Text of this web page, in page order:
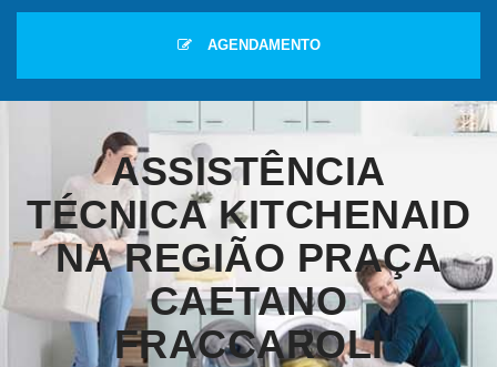
AGENDAMENTO
ASSISTÊNCIA
TÉCNICA KITCHENAID
NA REGIÃO PRAÇA
CAETANO
FRACCAROLI